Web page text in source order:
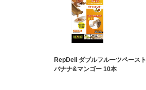
RepDeli ダブルフルーツペースト
バナナ&マンゴー 10本